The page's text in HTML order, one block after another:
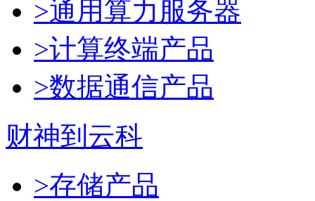
>通用算力服务器
>计算终端产品
>数据通信产品
财神到云科
>存储产品